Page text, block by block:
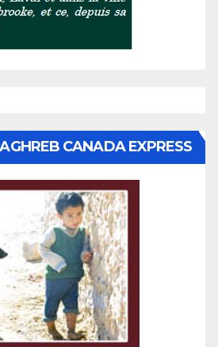
CANADA EXPRESS